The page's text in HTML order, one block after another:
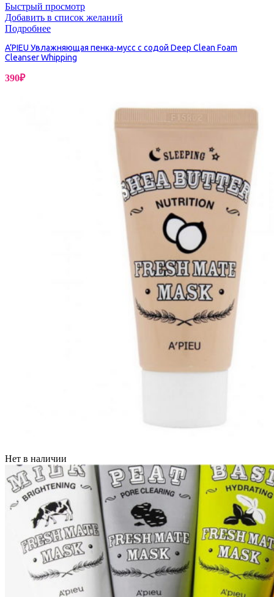
Быстрый просмотр
Добавить в список желаний
Подробнее
A’PIEU Увлажняющая пенка-мусс с содой Deep Clean Foam
Cleanser Whipping
390₽
Нет в наличии